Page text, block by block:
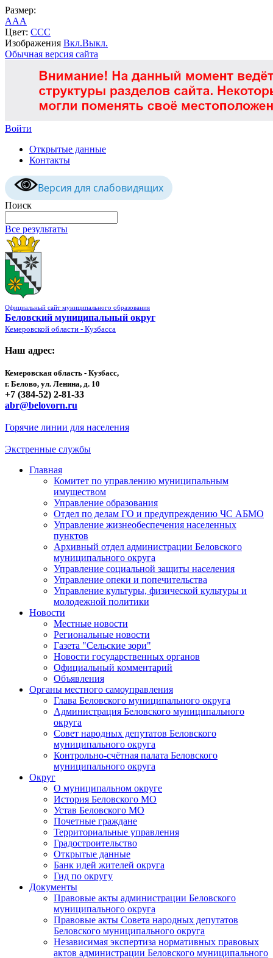
Размер:
AAA
Цвет: CCC
Изображения Вкл.Выкл.
Обычная версия сайта
Войти
Открытые данные
Контакты
Версия для слабовидящих
Поиск
Все результаты
Официальный сайт муниципального образования
Беловский муниципальный округ
Кемеровской области - Кузбасса
Наш адрес:
Кемеровская область - Кузбасс,
г. Белово, ул. Ленина, д. 10
+7 (384-52) 2-81-33
abr@belovorn.ru
Горячие линии для населения
Экстренные службы
Главная
Комитет по управлению муниципальным
имуществом
Управление образования
Отдел по делам ГО и предупреждению ЧС АБМО
Управление жизнеобеспечения населенных
пунктов
Архивный отдел администрации Беловского
муниципального округа
Управление социальной защиты населения
Управление опеки и попечительства
Управление культуры, физической культуры и
молодежной политики
Новости
Местные новости
Региональные новости
Газета "Сельские зори"
Новости государственных органов
Официальный комментарий
Объявления
Органы местного самоуправления
Глава Беловского муниципального округа
Администрация Беловского муниципального
округа
Совет народных депутатов Беловского
муниципального округа
Контрольно-счётная палата Беловского
муниципального округа
Округ
О муниципальном округе
История Беловского МО
Устав Беловского МО
Почетные граждане
Территориальные управления
Градостроительство
Открытые данные
Банк идей жителей округа
Гид по округу
Документы
Правовые акты администрации Беловского
муниципального округа
Правовые акты Совета народных депутатов
Беловского муниципального округа
Независимая экспертиза нормативных правовых
актов администрации Беловского муниципального